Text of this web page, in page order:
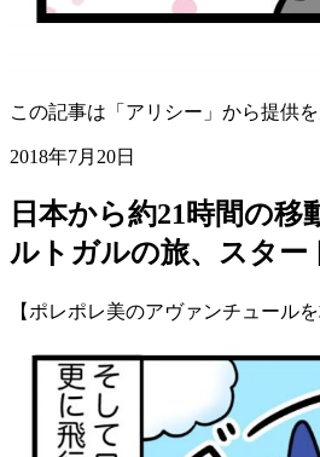
この記事は「アリシー」から提供
2018年7月20日
日本から約21時間の
ルトガルの旅、スター
【ポレポレ美のアヴァンチュール